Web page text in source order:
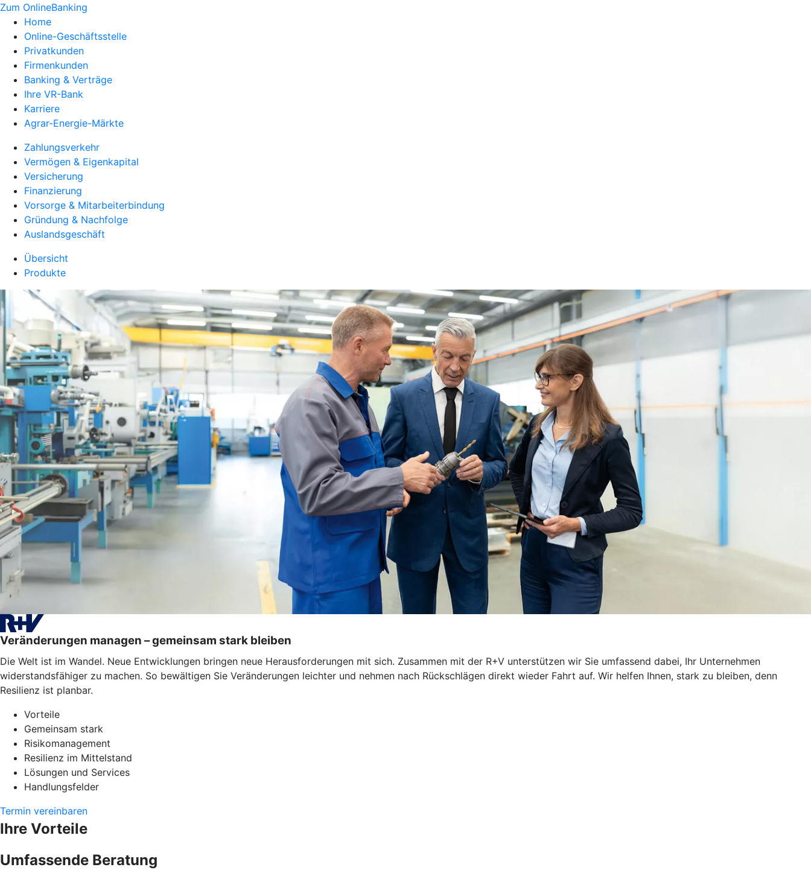
Zum OnlineBanking
Home
Online-Geschäftsstelle
Privatkunden
Firmenkunden
Banking & Verträge
Ihre VR-Bank
Karriere
Agrar-Energie-Märkte
Zahlungsverkehr
Vermögen & Eigenkapital
Versicherung
Finanzierung
Vorsorge & Mitarbeiterbindung
Gründung & Nachfolge
Auslandsgeschäft
Übersicht
Produkte
Veränderungen managen – gemeinsam stark bleiben
Die Welt ist im Wandel. Neue Entwicklungen bringen neue Herausforderungen mit sich. Zusammen mit der R+V unterstützen wir Sie umfassend dabei, Ihr Unternehmen
widerstandsfähiger zu machen. So bewältigen Sie Veränderungen leichter und nehmen nach Rückschlägen direkt wieder Fahrt auf. Wir helfen Ihnen, stark zu bleiben, denn
Resilienz ist planbar.
Vorteile
Gemeinsam stark
Risikomanagement
Resilienz im Mittelstand
Lösungen und Services
Handlungsfelder
Termin vereinbaren
Ihre Vorteile
Umfassende Beratung